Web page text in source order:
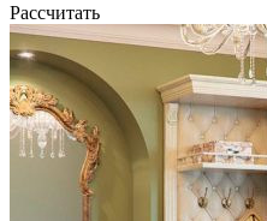
Рассчитать